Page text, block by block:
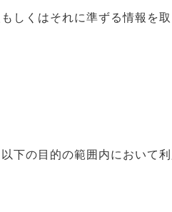
しくはそれに準ずる情報を
下の目的の範囲内において利